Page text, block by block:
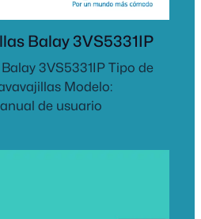
Balay 3VS5331IP
3VS5331IP Tipo de
Modelo:
de usuario